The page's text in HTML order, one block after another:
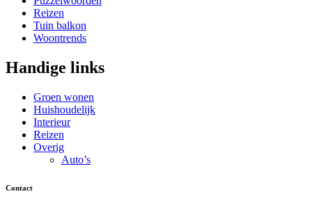
Reizen
Tuin balkon
Woontrends
Handige links
Groen wonen
Huishoudelijk
Interieur
Reizen
Overig
Auto’s
Contact